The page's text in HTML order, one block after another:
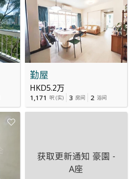
勤屋
HKD5.2万
1,171 呎 (实) 3 房间 2 浴间
获取更新通知 豪園 -
A座